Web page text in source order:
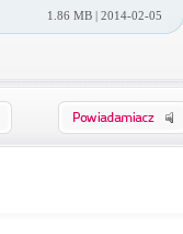
1.86 MB | 2014-02-05